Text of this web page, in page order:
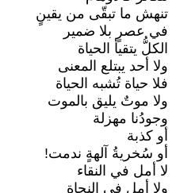
تنهش ما تبقّى من يقينٍ
في عصرٍ بلا ضمير
الكلُّ يتقيأ الحياة
ولا أحد يبتلع المعنى
فلا حياة تُشبه الحياة
ولا موتٌ يليق بالموت
وجودُنا مهزلة
أو كذبة
أو سُخريةُ آلهةٍ ندمت!
لا أمل في النقاء
ولا أمل في النجاة